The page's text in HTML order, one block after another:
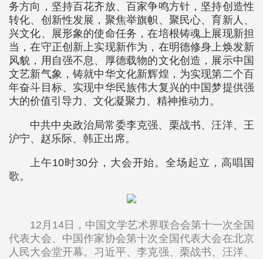
务方向，坚持百花齐放、百家争鸣方针，坚持创造性
转化、创新性发展，聚焦举旗帜、聚民心、育新人、
兴文化、展形象的使命任务，在培根铸魂上展现新担
当，在守正创新上实现新作为，在明德修身上焕发新
风貌，用自强不息、厚德载物的文化创造，展示中国
文艺新气象，铸就中华文化新辉煌，为实现第二个百
年奋斗目标、实现中华民族伟大复兴的中国梦提供强
大的价值引导力、文化凝聚力、精神推动力。
中共中央政治局常委李克强、栗战书、汪洋、王
沪宁、赵乐际、韩正出席。
上午10时30分，大会开始。全场起立，高唱国
歌。
12月14日，中国文学艺术界联合会第十一次全国
代表大会、中国作家协会第十次全国代表大会在北京
人民大会堂开幕。习近平、李克强、栗战书、汪洋、